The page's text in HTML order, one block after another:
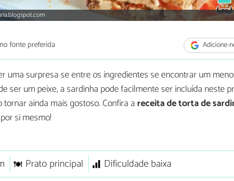
fonte preferida Adicione-
uma surpresa se entre os ingredientes se encontrar um
ser um peixe, a sardinha pode facilmente ser incluída neste
ainda mais gostoso. Confira a receita de torta de
si mesmo!
Prato principal
Dificuldade baixa